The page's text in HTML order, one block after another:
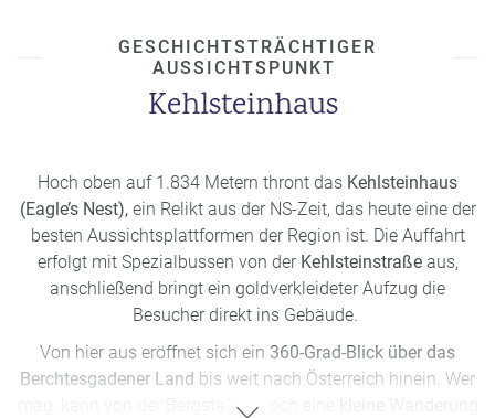
GESCHICHTSTRÄCHTIGER
AUSSICHTSPUNKT
Kehlsteinhaus
Hoch oben auf 1.834 Metern thront das Kehlsteinhaus
(Eagle’s Nest), ein Relikt aus der NS-Zeit, das heute eine der
besten Aussichtsplattformen der Region ist. Die Auffahrt
erfolgt mit Spezialbussen von der Kehlsteinstraße aus,
anschließend bringt ein goldverkleideter Aufzug die
Besucher direkt ins Gebäude.
Von hier aus eröffnet sich ein 360-Grad-Blick über das
Berchtesgadener Land bis weit nach Österreich hinein. Wer
mag, kann von der Bergstation noch eine